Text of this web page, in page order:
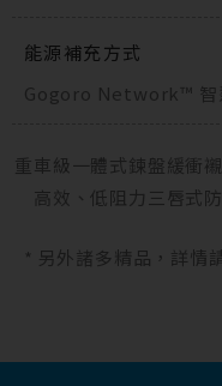
能源補充方式
Gogoro Network™ 智
重車級一體式鍊盤緩衝
高效、低阻力三唇式
* 另外諸多精品，詳情